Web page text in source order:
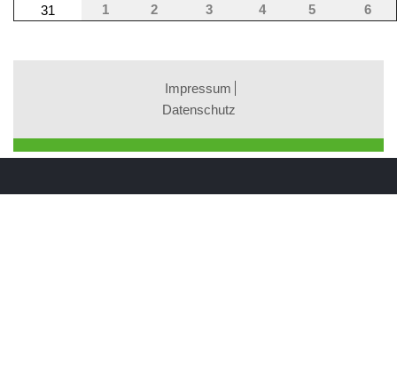
31
1 2 3 4 5 6
Impressum
Datenschutz